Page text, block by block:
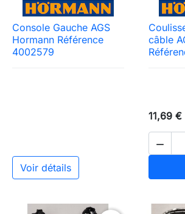
Console Gauche AGS
Hormann Référence
4002579
Voir détails
câble
11,69 €
